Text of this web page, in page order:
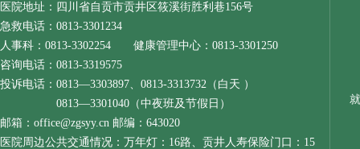
医院地址：四川省自贡市贡井区筱溪街胜利巷156号
急救电话：0813-3301234
人事科：0813-3302254 健康管理中心：0813-3301250
咨询电话：0813-3319575
投诉电话：0813—3303897、0813-3313732（白天 ）
0813—3301040（中夜班及节假日）
邮箱：office@zgsyy.cn 邮编：643020
医院周边公共交通情况：万年灯：16路、贡井人寿保险门口：15